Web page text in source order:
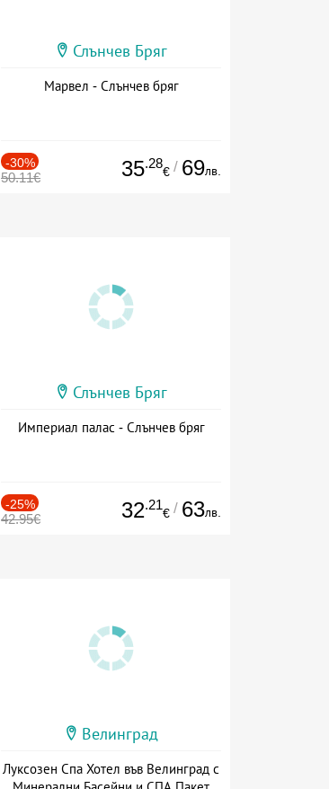
Слънчев Бряг
Марвел - Слънчев бряг
-30%
50.11€ 35.28
€ / 69лв.
Слънчев Бряг
Империал палас - Слънчев бряг
-25%
42.95€ 32.21
€ / 63лв.
Велинград
Луксозен Спа Хотел във Велинград с